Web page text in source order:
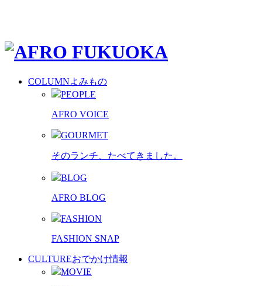
COLUMNよみもの
PEOPLE
AFRO VOICE
GOURMET
そのランチ、たべてきました。
BLOG
AFRO BLOG
FASHION
FASHION SNAP
CULTUREおでかけ情報
MOVIE